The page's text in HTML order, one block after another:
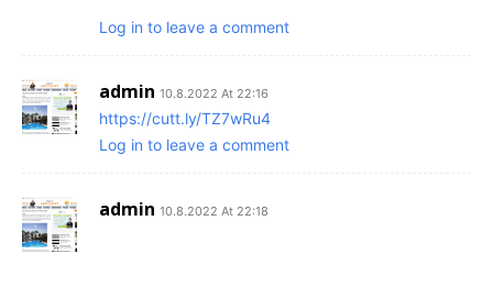
Log in to leave a comment
admin 10.8.2022 At 22:16
https://cutt.ly/TZ7wRu4
Log in to leave a comment
admin 10.8.2022 At 22:18